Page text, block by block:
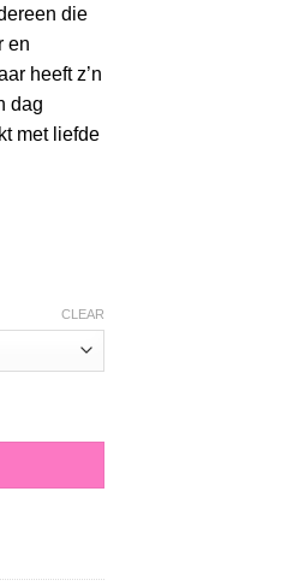
die
en
heeft z’n
dag
met liefde
CLEAR